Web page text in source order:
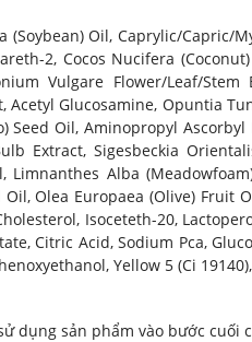
(Soybean) Oil, Caprylic/
2, Cocos Nucifera
Vulgare Flower/Leaf/
Acetyl Glucosamine, Opuntia
Seed Oil, Aminopropyl
Extract, Sigesbeckia
Alba
Olea Europaea (Olive) Fruit
Isoceteth-20,
Citric Acid, Sodium Pca,
Yellow 5 (Ci
dụng sản phẩm vào bước